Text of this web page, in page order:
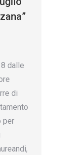
dalle
di
per